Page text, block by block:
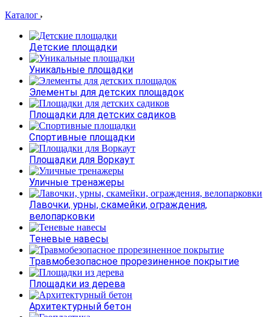
Каталог
Детские площадки
Уникальные площадки
Элементы для детских площадок
Площадки для детских садиков
Спортивные площадки
Площадки для Воркаут
Уличные тренажеры
Лавочки, урны, скамейки, ограждения,
велопарковки
Теневые навесы
Травмобезопасное прорезиненное покрытие
Площадки из дерева
Архитектурный бетон